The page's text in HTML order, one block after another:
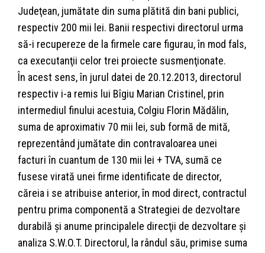
Judeţean, jumătate din suma plătită din bani publici,
respectiv 200 mii lei. Banii respectivi directorul urma
să-i recupereze de la firmele care figurau, în mod fals,
ca executanţii celor trei proiecte susmenţionate.
În acest sens, în jurul datei de 20.12.2013, directorul
respectiv i-a remis lui Bîgiu Marian Cristinel, prin
intermediul finului acestuia, Colgiu Florin Mădălin,
suma de aproximativ 70 mii lei, sub formă de mită,
reprezentând jumătate din contravaloarea unei
facturi în cuantum de 130 mii lei + TVA, sumă ce
fusese virată unei firme identificate de director,
căreia i se atribuise anterior, în mod direct, contractul
pentru prima componentă a Strategiei de dezvoltare
durabilă şi anume principalele direcţii de dezvoltare şi
analiza S.W.O.T. Directorul, la rândul său, primise suma